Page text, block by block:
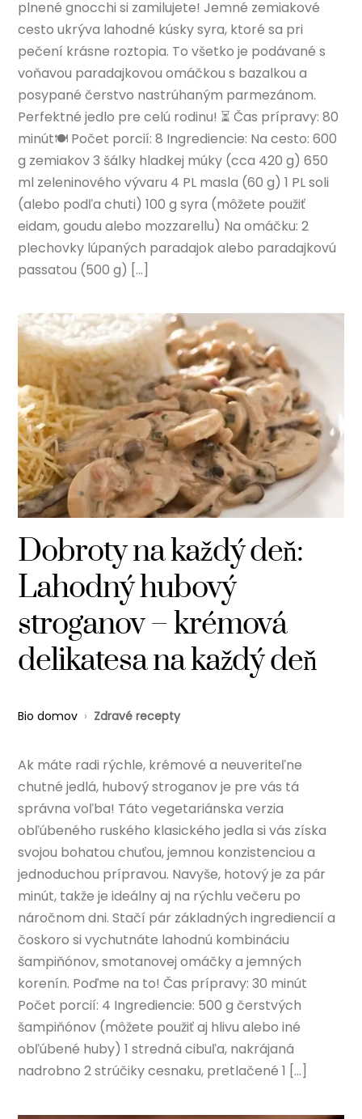
plnené gnocchi si zamilujete! Jemné zemiakové
cesto ukrýva lahodné kúsky syra, ktoré sa pri
pečení krásne roztopia. To všetko je podávané s
voňavou paradajkovou omáčkou s bazalkou a
posypané čerstvo nastrúhaným parmezánom.
Perfektné jedlo pre celú rodinu! ⏳ Čas prípravy: 80
minút🍽 Počet porcií: 8 Ingrediencie: Na cesto: 600
g zemiakov 3 šálky hladkej múky (cca 420 g) 650
ml zeleninového vývaru 4 PL masla (60 g) 1 PL soli
(alebo podľa chuti) 100 g syra (môžete použiť
eidam, goudu alebo mozzarellu) Na omáčku: 2
plechovky lúpaných paradajok alebo paradajkovú
passatou (500 g) […]
Dobroty na každý deň:
Lahodný hubový
stroganov – krémová
delikatesa na každý deň
Bio domov › Zdravé recepty
Ak máte radi rýchle, krémové a neuveriteľne
chutné jedlá, hubový stroganov je pre vás tá
správna voľba! Táto vegetariánska verzia
obľúbeného ruského klasického jedla si vás získa
svojou bohatou chuťou, jemnou konzistenciou a
jednoduchou prípravou. Navyše, hotový je za pár
minút, takže je ideálny aj na rýchlu večeru po
náročnom dni. Stačí pár základných ingrediencií a
čoskoro si vychutnáte lahodnú kombináciu
šampiňónov, smotanovej omáčky a jemných
korenín. Poďme na to! Čas prípravy: 30 minút
Počet porcií: 4 Ingrediencie: 500 g čerstvých
šampiňónov (môžete použiť aj hlivu alebo iné
obľúbené huby) 1 stredná cibuľa, nakrájaná
nadrobno 2 strúčiky cesnaku, pretlačené 1 […]